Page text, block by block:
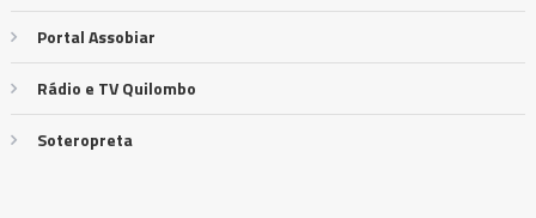
Portal Assobiar
Rádio e TV Quilombo
Soteropreta